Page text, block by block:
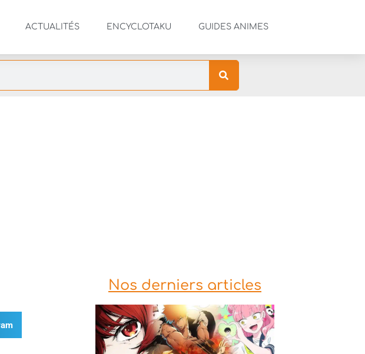
ACTUALITÉS ENCYCLOTAKU GUIDES ANIMES
Nos derniers articles